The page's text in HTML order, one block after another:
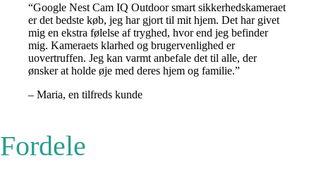
“Google Nest Cam IQ Outdoor smart sikkerhedskameraet
er det bedste køb, jeg har gjort til mit hjem. Det har givet
mig en ekstra følelse af tryghed, hvor end jeg befinder
mig. Kameraets klarhed og brugervenlighed er
uovertruffen. Jeg kan varmt anbefale det til alle, der
ønsker at holde øje med deres hjem og familie.”
– Maria, en tilfreds kunde
Fordele